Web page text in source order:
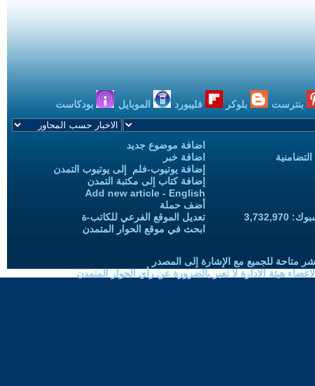
بنترست بلوكر فليبورد الموبايل بودكاست
اضافة موضوع جديد
اضافة خبر
إضافة يوتيوب-فلم إلى يوتيوب التمدن
إضافة كتاب إلى مكتبة التمدن
Add new article - English
أضف حملة
تعديل الموقع الفرعي للكاتب-ة
ابحث في موقع الحوار المتمدن
متاحة للجميع مع الإشارة إلى المصدر
هيئة الادارة لا تعبر بالضرورة عن رأي الحوار المتمدن